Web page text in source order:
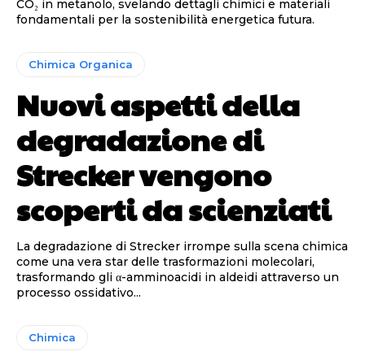
CO₂ in metanolo, svelando dettagli chimici e materiali
fondamentali per la sostenibilità energetica futura.
Chimica Organica
Nuovi aspetti della
degradazione di
Strecker vengono
scoperti da scienziati
La degradazione di Strecker irrompe sulla scena chimica
come una vera star delle trasformazioni molecolari,
trasformando gli α-amminoacidi in aldeidi attraverso un
processo ossidativo...
Chimica